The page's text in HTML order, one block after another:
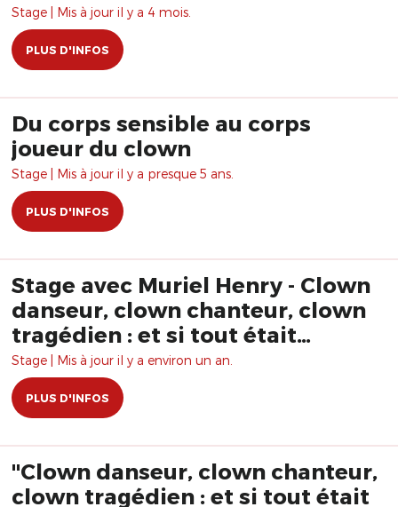
Stage | Mis à jour il y a 4 mois.
PLUS D'INFOS
Du corps sensible au corps
joueur du clown
Stage | Mis à jour il y a presque 5 ans.
PLUS D'INFOS
Stage avec Muriel Henry - Clown
danseur, clown chanteur, clown
tragédien : et si tout était
possible !
Stage | Mis à jour il y a environ un an.
PLUS D'INFOS
"Clown danseur, clown chanteur,
clown tragédien : et si tout était